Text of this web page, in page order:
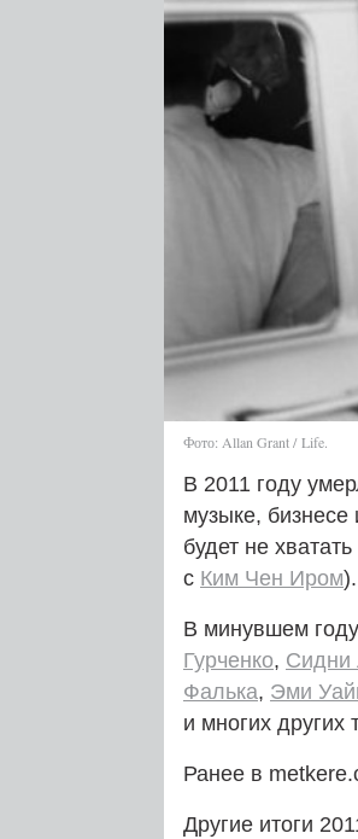
Фото: Allan Grant / Life.
В 2011 году
музыке,
будет не
с Ким Чен Иром).
В минувшем
Гурченко, Сидни
Фалька, Эми
и многих
Ранее в
Другие итоги